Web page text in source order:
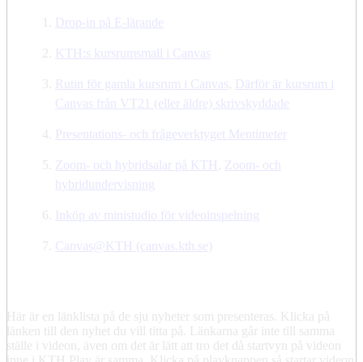
Drop-in på E-lärande
KTH:s kursrumsmall i Canvas
Rutin för gamla kursrum i Canvas
Därför är kursrum i
Canvas från VT21 (eller äldre) skrivskyddade
Presentations- och frågeverktyget Mentimeter
Zoom- och hybridsalar på KTH
Zoom- och
hybridundervisning
Inköp av ministudio för videoinspelning
Canvas@KTH (canvas.kth.se)
Här är en länklista på de sju nyheter som presenteras. Klicka på
länken till den nyhet du vill titta på. Länkarna går inte till samma
ställe i videon, även om det är lätt att tro det då startvyn på videon